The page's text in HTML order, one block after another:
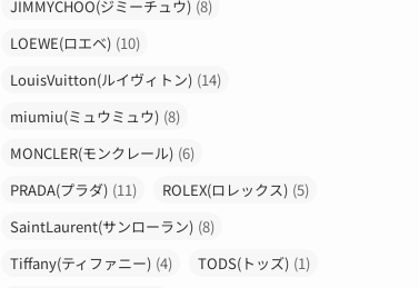
JIMMYCHOO(ジミーチュウ) (8)
LOEWE(ロエベ) (10)
LouisVuitton(ルイヴィトン) (14)
miumiu(ミュウミュウ) (8)
MONCLER(モンクレール) (6)
PRADA(プラダ) (11) ROLEX(ロレックス) (5)
SaintLaurent(サンローラン) (8)
Tiffany(ティファニー) (4) TODS(トッズ) (1)